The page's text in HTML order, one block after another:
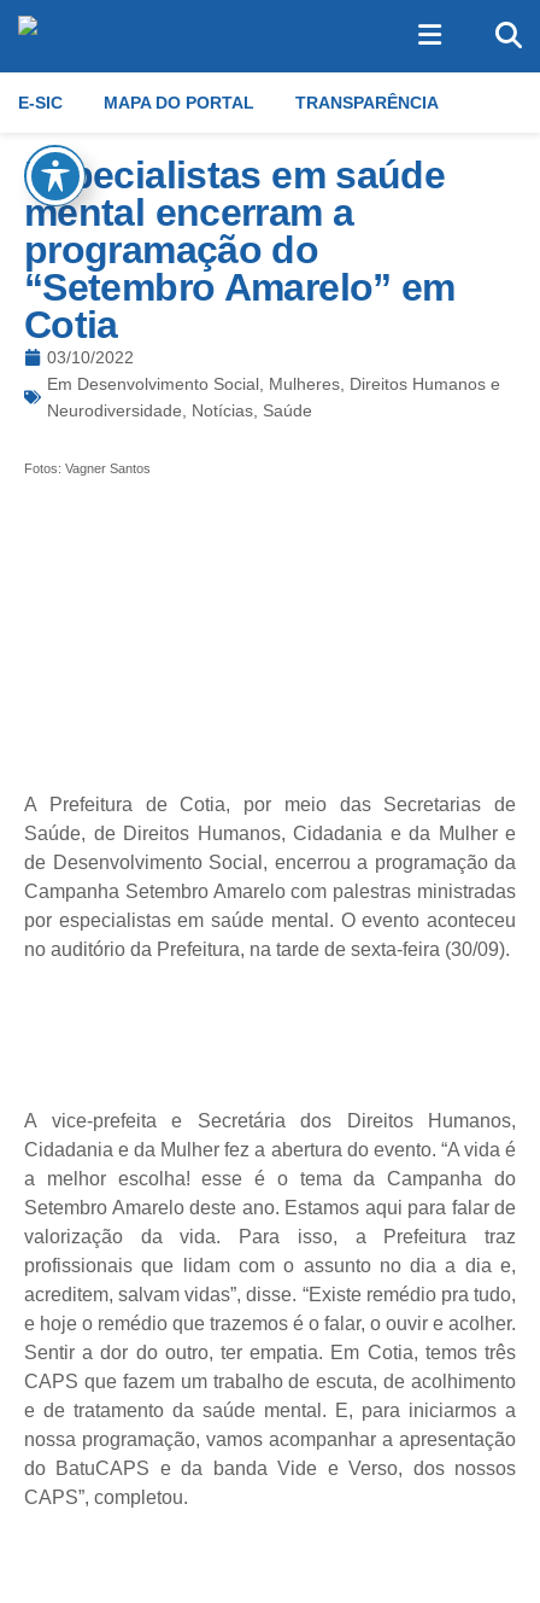
E-SIC MAPA DO PORTAL TRANSPARÊNCIA
Especialistas em saúde
mental encerram a
programação do
“Setembro Amarelo” em
Cotia
03/10/2022
Em Desenvolvimento Social Mulheres, Direitos Humanos e
Neurodiversidade
Notícias Saúde
Fotos: Vagner Santos
A Prefeitura de Cotia, por meio das Secretarias de
Saúde, de Direitos Humanos, Cidadania e da Mulher e
de Desenvolvimento Social, encerrou a programação da
Campanha Setembro Amarelo com palestras ministradas
por especialistas em saúde mental. O evento aconteceu
no auditório da Prefeitura, na tarde de sexta-feira (30/09).
A vice-prefeita e Secretária dos Direitos Humanos,
Cidadania e da Mulher fez a abertura do evento. “A vida é
a melhor escolha! esse é o tema da Campanha do
Setembro Amarelo deste ano. Estamos aqui para falar de
valorização da vida. Para isso, a Prefeitura traz
profissionais que lidam com o assunto no dia a dia e,
acreditem, salvam vidas”, disse. “Existe remédio pra tudo,
e hoje o remédio que trazemos é o falar, o ouvir e acolher.
Sentir a dor do outro, ter empatia. Em Cotia, temos três
CAPS que fazem um trabalho de escuta, de acolhimento
e de tratamento da saúde mental. E, para iniciarmos a
nossa programação, vamos acompanhar a apresentação
do BatuCAPS e da banda Vide e Verso, dos nossos
CAPS”, completou.